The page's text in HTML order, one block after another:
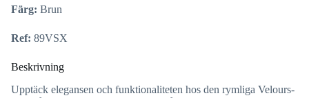
Färg: Brun
Ref: 89VSX
Beskrivning
Upptäck elegansen och funktionaliteten hos den rymliga Velours-